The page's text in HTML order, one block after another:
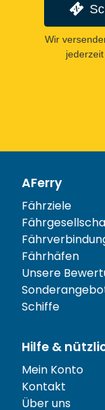
Wir
jederzeit
AFerry
Fährziele
Fährhäfen
Unsere
Schiffe
Hilfe &
Mein Konto
Kontakt
Über uns